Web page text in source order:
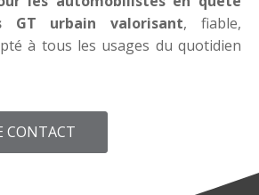
GT urbain valorisant, fiable,
à tous les usages du quotidien
CONTACT